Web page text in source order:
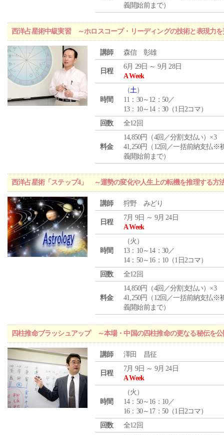
義開始前まで）
西洋占星術中級実習 ～ホロスコープ・リーディングの技術と表現力
講師 森信 彰雄
日程
6月 29日 ～ 9月 28日
A Week
時間
（土）
11：30～12：50／
13：10～14：30（1日2コマ）
回数
全12回
料金
14,850円（4回／分割支払い）×3
41,250円（12回／一括前納支払※
義開始前まで）
西洋占星術「ステップ4」 ～運勢の変化や人生上の転機を推理する方
講師 狩野 みどり
日程
7月 9日 ～ 9月 24日
A Week
時間
（火 ）
13：10～14：30／
14：50～16：10（1日2コマ）
回数
全12回
料金
14,850円（4回／分割支払い）×3
41,250円（12回／一括前納支払※
義開始前まで）
四柱推命ブラッシュアップ ～本場・中国の四柱推命の更なる秘伝を
講師 澤田 昌征
日程
7月 9日 ～ 9月 24日
A Week
時間
（火 ）
14：50～16：10／
16：30～17：50（1日2コマ）
回数
全12回